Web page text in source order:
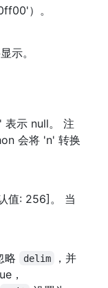
）。
示。
表示 null。 注
会将 'n' 转换
值: 256]。 当
略
delim
，并
，